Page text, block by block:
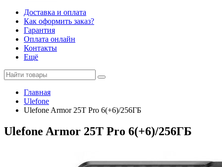
Доставка и оплата
Как оформить заказ?
Гарантия
Оплата онлайн
Контакты
Ещё
Главная
Ulefone
Ulefone Armor 25T Pro 6(+6)/256ГБ
Ulefone Armor 25T Pro 6(+6)/256ГБ